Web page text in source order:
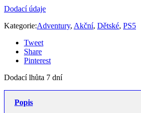
Dodací údaje
Kategorie:Adventury, Akční, Dětské, PS5
Tweet
Share
Pinterest
Dodací lhůta 7 dní
Popis